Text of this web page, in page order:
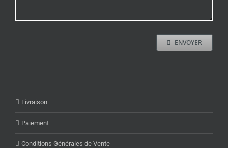
ENVOYER
Livraison
Paiement
Conditions Générales de Vente